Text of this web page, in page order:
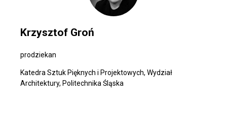
Krzysztof Groń
prodziekan
Katedra Sztuk Pięknych i Projektowych, Wydział
Architektury, Politechnika Śląska